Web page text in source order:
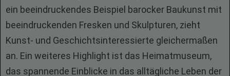
ein beeindruckendes Beispiel barocker Baukunst mit
beeindruckenden Fresken und Skulpturen, zieht
Kunst- und Geschichtsinteressierte gleichermaßen
an. Ein weiteres Highlight ist das Heimatmuseum,
das spannende Einblicke in das alltägliche Leben der